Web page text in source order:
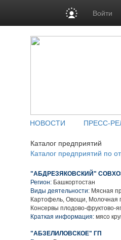
Войти
НОВОСТИ ПРЕСС-
Каталог предприятий
Каталог предприятий по
"АБДРЕЗЯКОВСКИЙ"
Регион: Башкортостан
Виды деятельности: Мясная
Картофель, Овощи, Молочная
Консервы плодово-фруктово-
Краткая информация: мясо
"АБЗЕЛИЛОВСКОЕ" ГП